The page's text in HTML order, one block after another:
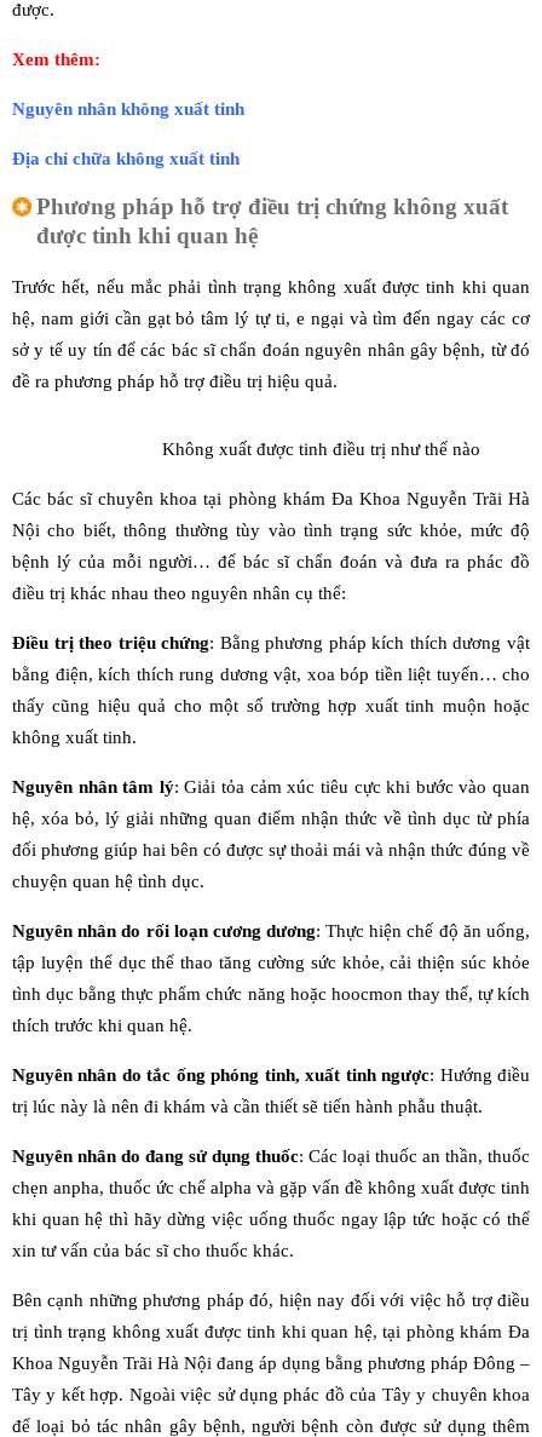
được.
Xem thêm:
Nguyên nhân không xuất tinh
Địa chỉ chữa không xuất tinh
Phương pháp hỗ trợ điều trị chứng không xuất
được tinh khi quan hệ
Trước hết, nếu mắc phải tình trạng không xuất được tinh khi quan
hệ, nam giới cần gạt bỏ tâm lý tự ti, e ngại và tìm đến ngay các cơ
sở y tế uy tín để các bác sĩ chẩn đoán nguyên nhân gây bệnh, từ đó
đề ra phương pháp hỗ trợ điều trị hiệu quả.
Không xuất được tinh điều trị như thế nào
Các bác sĩ chuyên khoa tại phòng khám Đa Khoa Nguyễn Trãi Hà
Nội cho biết, thông thường tùy vào tình trạng sức khỏe, mức độ
bệnh lý của mỗi người… để bác sĩ chẩn đoán và đưa ra phác đồ
điều trị khác nhau theo nguyên nhân cụ thể:
Điều trị theo triệu chứng: Bằng phương pháp kích thích dương vật
bằng điện, kích thích rung dương vật, xoa bóp tiền liệt tuyến… cho
thấy cũng hiệu quả cho một số trường hợp xuất tinh muộn hoặc
không xuất tinh.
Nguyên nhân tâm lý: Giải tỏa cảm xúc tiêu cực khi bước vào quan
hệ, xóa bỏ, lý giải những quan điểm nhận thức về tình dục từ phía
đối phương giúp hai bên có được sự thoải mái và nhận thức đúng về
chuyện quan hệ tình dục.
Nguyên nhân do rối loạn cương dương: Thực hiện chế độ ăn uống,
tập luyện thể dục thể thao tăng cường sức khỏe, cải thiện súc khỏe
tình dục bằng thực phẩm chức năng hoặc hoocmon thay thế, tự kích
thích trước khi quan hệ.
Nguyên nhân do tắc ống phóng tinh, xuất tinh ngược: Hướng điều
trị lúc này là nên đi khám và cần thiết sẽ tiến hành phẫu thuật.
Nguyên nhân do đang sử dụng thuốc: Các loại thuốc an thần, thuốc
chẹn anpha, thuốc ức chế alpha và gặp vấn đề không xuất được tinh
khi quan hệ thì hãy dừng việc uống thuốc ngay lập tức hoặc có thể
xin tư vấn của bác sĩ cho thuốc khác.
Bên cạnh những phương pháp đó, hiện nay đối với việc hỗ trợ điều
trị tình trạng không xuất được tinh khi quan hệ, tại phòng khám Đa
Khoa Nguyễn Trãi Hà Nội đang áp dụng bằng phương pháp Đông –
Tây y kết hợp. Ngoài việc sử dụng phác đồ của Tây y chuyên khoa
để loại bỏ tác nhân gây bệnh, người bệnh còn được sử dụng thêm